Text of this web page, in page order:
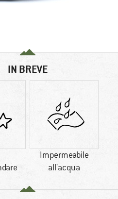
IN BREVE
Impermeabile
all'acqua